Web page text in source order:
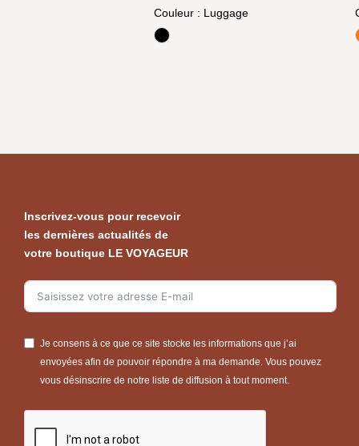
Couleur: Luggage
Noir
Inscrivez-vous pour recevoir
les dernières actualités de
votre boutique LE VOYAGEUR
Je consens à ce que ce site stocke les informations que j’ai
envoyées afin de pouvoir répondre à ma demande. Vous pouvez
vous désinscrire de notre liste de diffusion à tout moment.